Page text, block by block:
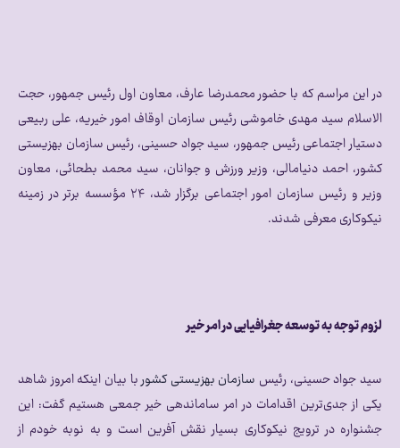
در این مراسم که با حضور محمدرضا عارف، معاون اول رئیس جمهور، حجت
الاسلام سید مهدی خاموشی رئیس سازمان اوقاف امور خیریه، علی ربیعی
دستیار اجتماعی رئیس جمهور، سید جواد حسینی، رئیس سازمان بهزیستی
کشور، احمد دنیامالی، وزیر ورزش و جوانان، سید محمد بطحائی، معاون
وزیر و رئیس سازمان امور اجتماعی برگزار شد، ۲۴ مؤسسه برتر در زمینه
نیکوکاری معرفی شدند.
لزوم توجه به توسعه جغرافیایی در امر خیر
سید جواد حسینی، رئیس سازمان بهزیستی کشوربا بیان اینکه امروز شاهد
یکی از جدی‌ترین اقدامات در امر ساماندهی خیر جمعی هستیم گفت: این
جشنواره در ترویج نیکوکاری بسیار نقش آفرین است و به نوبه خودم از